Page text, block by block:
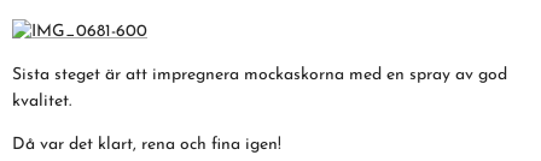
Sista steget är att impregnera mockaskorna med en spray av god
kvalitet.
Då var det klart, rena och fina igen!